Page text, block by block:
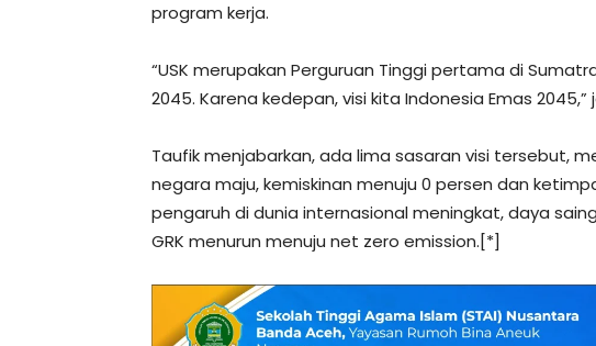
program kerja.
“USK merupakan Perguruan Tinggi pertama di
2045. Karena kedepan, visi kita Indonesia Emas 2045,”
Taufik menjabarkan, ada lima sasaran visi tersebut,
negara maju, kemiskinan menuju 0 persen dan
pengaruh di dunia internasional meningkat, daya
GRK menurun menuju net zero emission.[*]